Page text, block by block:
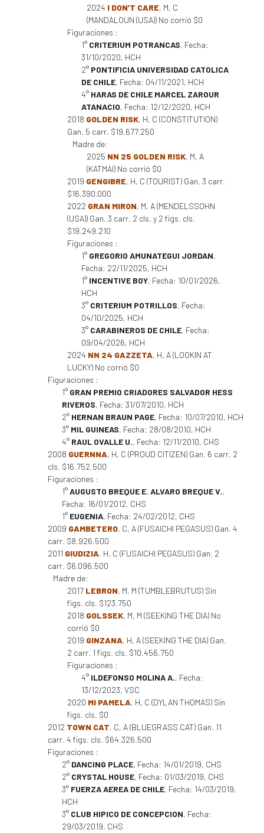
2024 I DON'T CARE, M, C
(MANDALOUN (USA)) No corrió $0
Figuraciones :
1° CRITERIUM POTRANCAS, Fecha:
31/10/2020, HCH
2° PONTIFICIA UNIVERSIDAD CATOLICA
DE CHILE, Fecha: 04/11/2021, HCH
4° HARAS DE CHILE MARCEL ZAROUR
ATANACIO, Fecha: 12/12/2020, HCH
2018 GOLDEN RISK, H, C (CONSTITUTION)
Gan. 5 carr. $19.677.250
Madre de:
2025 NN 25 GOLDEN RISK, M, A
(KATMAI) No corrió $0
2019 GENGIBRE, H, C (TOURIST) Gan. 3 carr.
$16.390.000
2022 GRAN MIRON, M, A (MENDELSSOHN
(USA)) Gan. 3 carr. 2 cls. y 2 figs. cls.
$19.249.210
Figuraciones :
1° GREGORIO AMUNATEGUI JORDAN,
Fecha: 22/11/2025, HCH
1° INCENTIVE BOY, Fecha: 10/01/2026,
HCH
3° CRITERIUM POTRILLOS, Fecha:
04/10/2025, HCH
3° CARABINEROS DE CHILE, Fecha:
09/04/2026, HCH
2024 NN 24 GAZZETA, H, A (LOOKIN AT
LUCKY) No corrió $0
Figuraciones :
1° GRAN PREMIO CRIADORES SALVADOR HESS
RIVEROS, Fecha: 31/07/2010, HCH
2° HERNAN BRAUN PAGE, Fecha: 10/07/2010, HCH
3° MIL GUINEAS, Fecha: 28/08/2010, HCH
4° RAUL OVALLE U., Fecha: 12/11/2010, CHS
2008 GUERNNA, H, C (PROUD CITIZEN) Gan. 6 carr. 2
cls. $16.752.500
Figuraciones :
1°AUGUSTO BREQUE E. ALVARO BREQUE V.,
Fecha: 16/01/2012, CHS
1° EUGENIA, Fecha: 24/02/2012, CHS
2009 GAMBETERO, C, A (FUSAICHI PEGASUS) Gan. 4
carr. $8.926.500
2011 GIUDIZIA, H, C (FUSAICHI PEGASUS) Gan. 2
carr. $6.096.500
Madre de:
2017 LEBRON, M, M (TUMBLEBRUTUS) Sin
figs. cls. $123.750
2018 GOLSSEK, M, M (SEEKING THE DIA) No
corrió $0
2019 GINZANA, H, A (SEEKING THE DIA) Gan.
2 carr. 1 figs. cls. $10.456.750
Figuraciones :
4° ILDEFONSO MOLINA A., Fecha:
13/12/2023, VSC
2020 MI PAMELA, H, C (DYLAN THOMAS) Sin
figs. cls. $0
2012 TOWN CAT, C, A (BLUEGRASS CAT) Gan. 11
carr. 4 figs. cls. $64.326.500
Figuraciones :
2° DANCING PLACE, Fecha: 14/01/2019, CHS
2° CRYSTAL HOUSE, Fecha: 01/03/2019, CHS
3° FUERZA AEREA DE CHILE, Fecha: 14/03/2019,
HCH
3° CLUB HIPICO DE CONCEPCION, Fecha:
29/03/2019, CHS